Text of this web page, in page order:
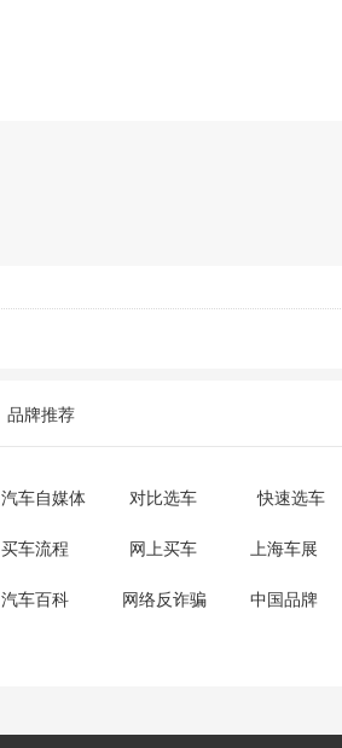
品牌推荐
汽车自媒体 对比选车 快速选车
买车流程 网上买车 上海车展
汽车百科 网络反诈骗 中国品牌